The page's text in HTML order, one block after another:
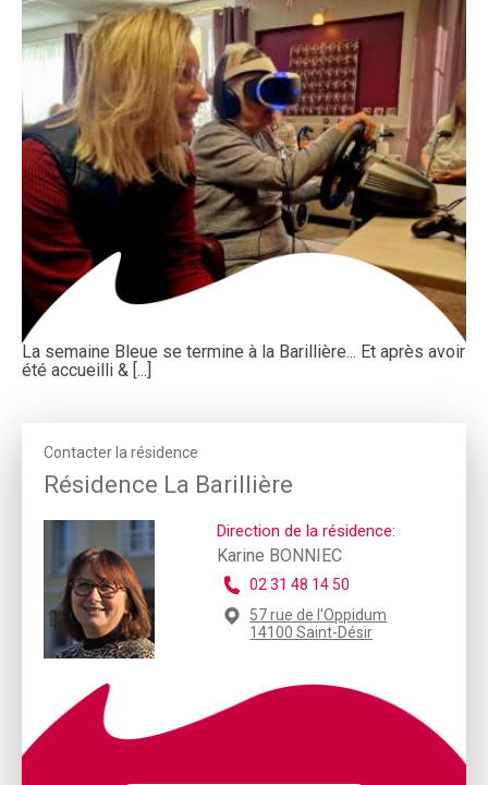
La semaine Bleue se termine à la Barillière... Et après avoir
été accueilli & [...]
Contacter la résidence
Résidence La Barillière
Direction de la résidence:
Karine BONNIEC
02 31 48 14 50
57 rue de l'Oppidum
14100 Saint-Désir